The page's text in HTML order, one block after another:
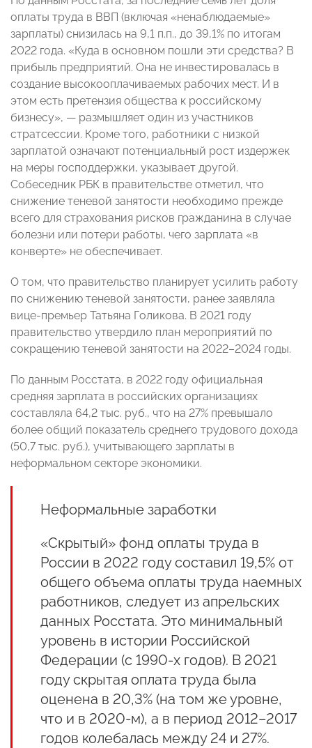
оплаты труда в ВВП (включая «ненаблюдаемые»
зарплаты) снизилась на 9,1 п.п., до 39,1% по итогам
2022 года. «Куда в основном пошли эти средства? В
прибыль предприятий. Она не инвестировалась в
создание высокооплачиваемых рабочих мест. И в
этом есть претензия общества к российскому
бизнесу», — размышляет один из участников
стратсессии. Кроме того, работники с низкой
зарплатой означают потенциальный рост издержек
на меры господдержки, указывает другой.
Собеседник РБК в правительстве отметил, что
снижение теневой занятости необходимо прежде
всего для страхования рисков гражданина в случае
болезни или потери работы, чего зарплата «в
конверте» не обеспечивает.
О том, что правительство планирует усилить работу
по снижению теневой занятости, ранее заявляла
вице-премьер Татьяна Голикова. В 2021 году
правительство утвердило план мероприятий по
сокращению теневой занятости на 2022–2024 годы.
По данным Росстата, в 2022 году официальная
средняя зарплата в российских организациях
составляла 64,2 тыс. руб., что на 27% превышало
более общий показатель среднего трудового дохода
(50,7 тыс. руб.), учитывающего зарплаты в
неформальном секторе экономики.
Неформальные заработки
«Скрытый» фонд оплаты труда в
России в 2022 году составил 19,5% от
общего объема оплаты труда наемных
работников, следует из апрельских
данных Росстата. Это минимальный
уровень в истории Российской
Федерации (с 1990-х годов). В 2021
году скрытая оплата труда была
оценена в 20,3% (на том же уровне,
что и в 2020-м), а в период 2012–2017
годов колебалась между 24 и 27%.